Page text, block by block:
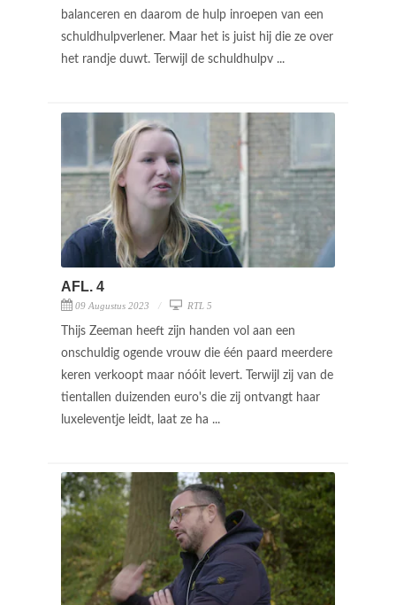
balanceren en daarom de hulp inroepen van een
schuldhulpverlener. Maar het is juist hij die ze over
het randje duwt. Terwijl de schuldhulpv ...
AFL. 4
09 Augustus 2023 RTL 5
Thijs Zeeman heeft zijn handen vol aan een
onschuldig ogende vrouw die één paard meerdere
keren verkoopt maar nóóit levert. Terwijl zij van de
tientallen duizenden euro's die zij ontvangt haar
luxeleventje leidt, laat ze ha ...